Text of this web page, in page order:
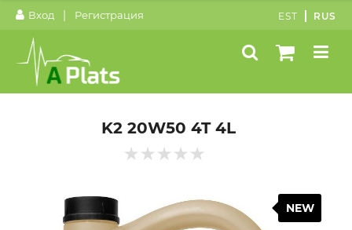
Вход | Регистрация EST RUS
K2 20W50 4T 4L
NEW